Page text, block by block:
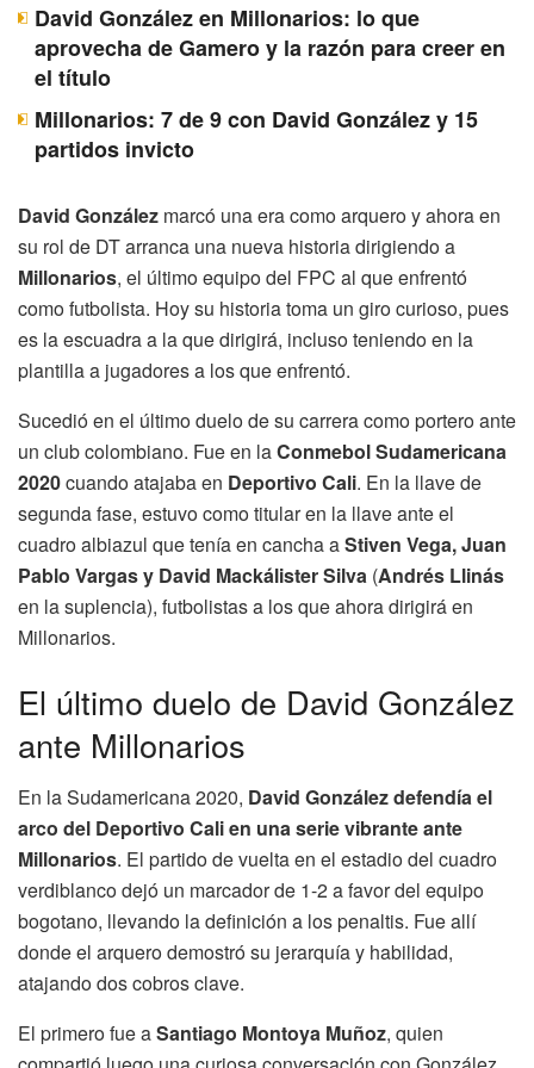
David González en Millonarios: lo que
aprovecha de Gamero y la razón para creer en
el título
Millonarios: 7 de 9 con David González y 15
partidos invicto
David González marcó una era como arquero y ahora en
su rol de DT arranca una nueva historia dirigiendo a
Millonarios, el último equipo del FPC al que enfrentó
como futbolista. Hoy su historia toma un giro curioso, pues
es la escuadra a la que dirigirá, incluso teniendo en la
plantilla a jugadores a los que enfrentó.
Sucedió en el último duelo de su carrera como portero ante
un club colombiano. Fue en laConmebol Sudamericana
2020cuando atajaba en Deportivo Cali. En la llave de
segunda fase, estuvo como titular en la llave ante el
cuadro albiazul que tenía en cancha aStiven Vega, Juan
Pablo Vargas y David Mackálister Silva (Andrés Llinás
en la suplencia), futbolistas a los que ahora dirigirá en
Millonarios.
El último duelo de David González
ante Millonarios
En la Sudamericana 2020, David González defendía el
arco del Deportivo Cali en una serie vibrante ante
Millonarios. El partido de vuelta en el estadio del cuadro
verdiblanco dejó un marcador de 1-2 a favor del equipo
bogotano, llevando la definición a los penaltis. Fue allí
donde el arquero demostró su jerarquía y habilidad,
atajando dos cobros clave.
El primero fue aSantiago Montoya Muñoz, quien